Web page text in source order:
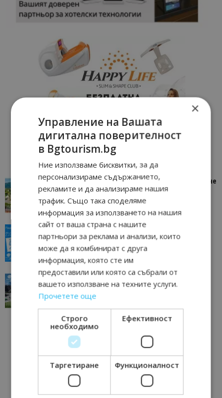
“Пощенска картичка от…”: Петрич – Изживяване
отвъд очакваното
Петрич 11/07/2026 11:22
“Пощенска картичка от…”: Пловдив, градът на
всички времена
Пловдив 23/06/2026 10:00
“Пощенска картичка от…”: Перник – град на
традициите, културата и вдъхновяващите...
Перник 17/06/2026 09:01
×
Управление на Вашата
дигитална поверителност
в Bgtourism.bg
Ние използваме бисквитки, за да
персонализираме съдържанието,
рекламите и да анализираме нашия
трафик. Също така споделяме
информация за използването на нашия
сайт от ваша страна с нашите
партньори за реклама и анализи, които
може да я комбинират с друга
информация, която сте им
предоставили или която са събрали от
вашето използване на техните услуги.
Прочетете още
Строго
необходимо
Ефективност
Таргетиране Функционалност